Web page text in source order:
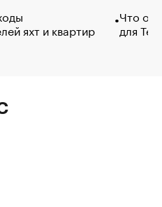
яхт и квартир
Что
для